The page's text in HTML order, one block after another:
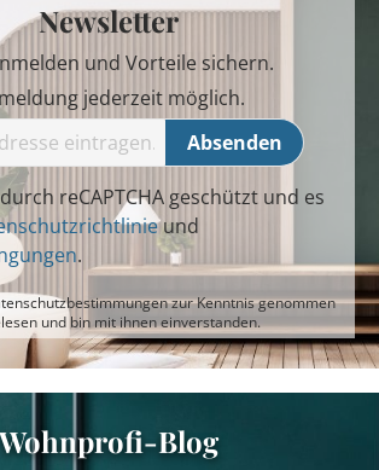
Newsletter
und Vorteile sichern.
jederzeit möglich.
Absenden
reCAPTCHA geschützt und es
und
.
zur Kenntnis genommen
und bin mit ihnen einverstanden.
Wohnprofi-Blog